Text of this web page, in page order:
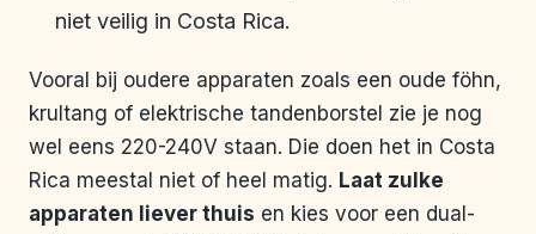
niet veilig in Costa Rica.
Vooral bij oudere apparaten zoals een oude föhn,
krultang of elektrische tandenborstel zie je nog
wel eens 220-240V staan. Die doen het in Costa
Rica meestal niet of heel matig. Laat zulke
apparaten liever thuis en kies voor een dual-